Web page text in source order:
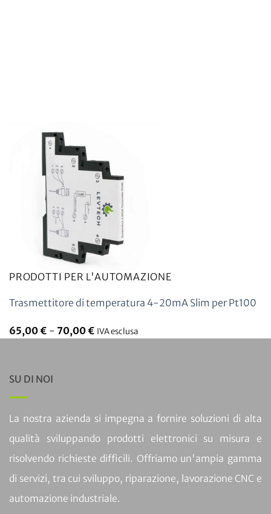
PRODOTTI PER L'AUTOMAZIONE
Trasmettitore di temperatura 4-20mA Slim per Pt100
65,00€ - 70,00€ IVA esclusa
SU DI NOI
La nostra azienda si impegna a fornire soluzioni di alta
qualità sviluppando prodotti elettronici su misura e
risolvendo richieste difficili. Offriamo un'ampia gamma
di servizi, tra cui sviluppo, riparazione, lavorazione CNC e
automazione industriale.